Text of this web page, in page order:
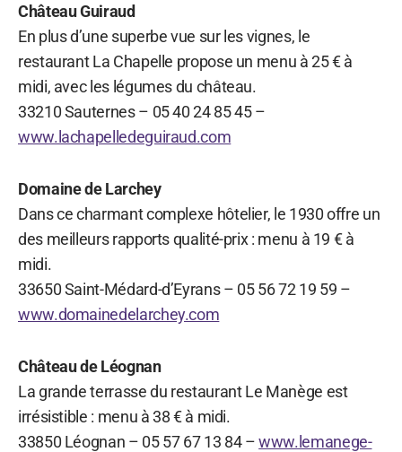
Château Guiraud
En plus d’une superbe vue sur les vignes, le
restaurant La Chapelle propose un menu à 25 € à
midi, avec les légumes du château.
33210 Sauternes – 05 40 24 85 45 –
www.lachapelledeguiraud.com
Domaine de Larchey
Dans ce charmant complexe hôtelier, le 1930 offre un
des meilleurs rapports qualité-prix : menu à 19 € à
midi.
33650 Saint-Médard-d’Eyrans – 05 56 72 19 59 –
www.domainedelarchey.com
Château de Léognan
La grande terrasse du restaurant Le Manège est
irrésistible : menu à 38 € à midi.
33850 Léognan – 05 57 67 13 84 –www.lemanege-